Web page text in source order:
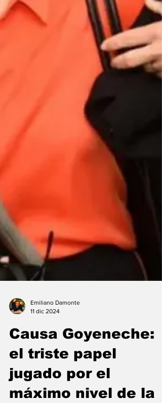
Emiliano Damonte
11 dic 2024
Causa Goyeneche:
el triste papel